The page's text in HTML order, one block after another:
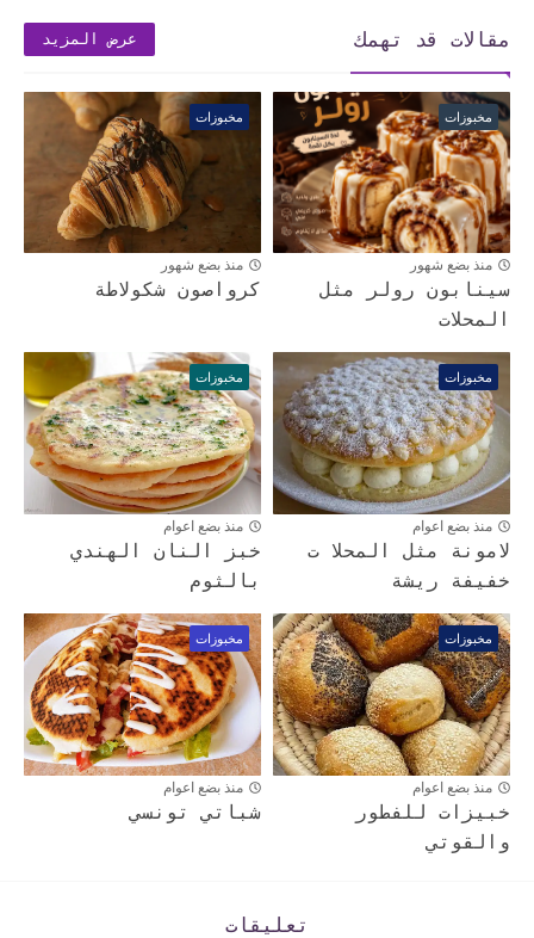
مقالات قد تهمك عرض المزيد
مخبوزات
منذ بضع شهور
سينابون رولر مثل
المحلات
مخبوزات
منذ بضع شهور
كرواصون شكولاطة
مخبوزات
منذ بضع اعوام
لامونة مثل المحلا ت
خفيفة ريشة
مخبوزات
منذ بضع اعوام
خبز النان الهندي
بالثوم
مخبوزات
منذ بضع اعوام
خبيزات للفطور
والقوتي
مخبوزات
منذ بضع اعوام
شباتي تونسي
تعليقات